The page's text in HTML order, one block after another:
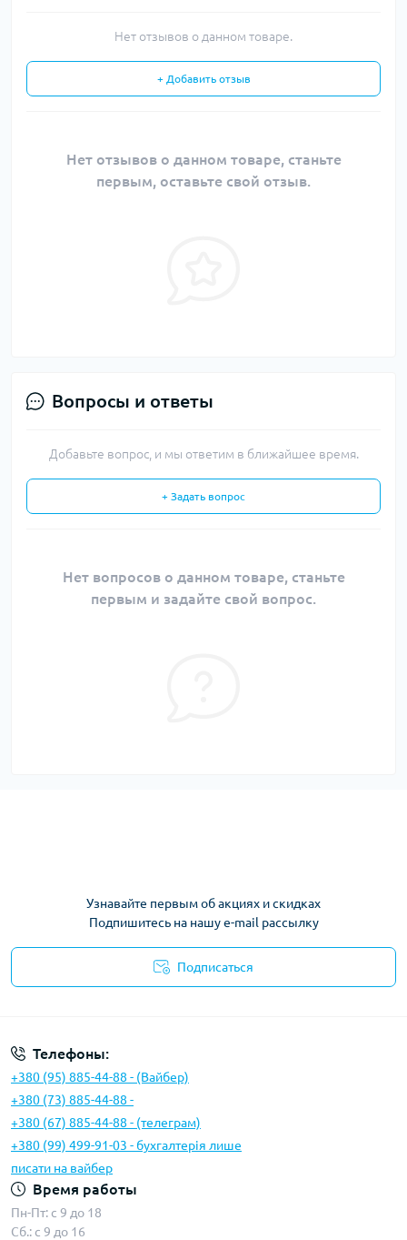
Нет отзывов о данном товаре.
+ Добавить отзыв
Нет отзывов о данном товаре, станьте
первым, оставьте свой отзыв.
Вопросы и ответы
Добавьте вопрос, и мы ответим в ближайшее время.
+ Задать вопрос
Нет вопросов о данном товаре, станьте
первым и задайте свой вопрос.
Узнавайте первым об акциях и скидках
Подпишитесь на нашу e-mail рассылку
Подписаться
Телефоны:
+380 (95) 885-44-88 - (Вайбер)
+380 (73) 885-44-88 -
+380 (67) 885-44-88 - (телеграм)
+380 (99) 499-91-03 - бухгалтерія лише
писати на вайбер
Время работы
Пн-Пт: с 9 до 18
Сб.: с 9 до 16